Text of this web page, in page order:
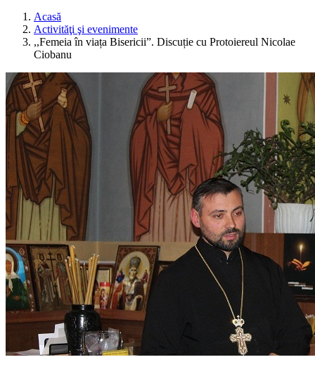
Acasă
Activităţi şi evenimente
,,Femeia în viața Bisericii”. Discuție cu Protoiereul Nicolae
Ciobanu